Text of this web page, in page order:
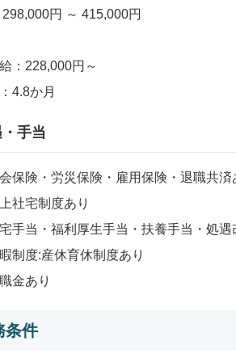
298,000円 ～ 415,000円
：228,000円～
4.8か月
手当
会保険・労災保険・雇用保険・退職共済
上社宅制度あり
宅手当・福利厚生手当・扶養手当・処遇
暇制度:産休育休制度あり
金あり
条件